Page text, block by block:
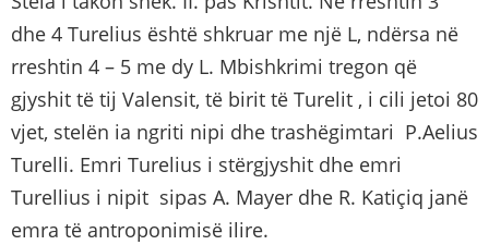
dhe 4 Turelius është shkruar me një L, ndërsa në
rreshtin 4 – 5 me dy L. Mbishkrimi tregon që
gjyshit të tij Valensit, të birit të Turelit , i cili jetoi 80
vjet, stelën ia ngriti nipi dhe trashëgimtari P.Aelius
Turelli. Emri Turelius i stërgjyshit dhe emri
Turellius i nipit sipas A. Mayer dhe R. Katiçiq janë
emra të antroponimisë ilire.